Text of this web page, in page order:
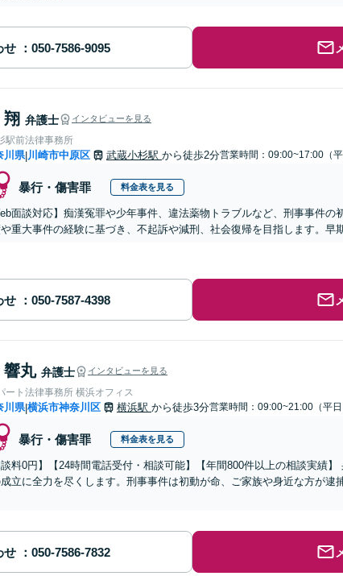
せ
弁護士 インタビューを見る
駅前法律事務所
川県|川崎市中原区 武蔵小杉駅 から徒歩2分営業時間：09:00~17:00（平
暴行・傷害罪 料金表を見る
面談対応】痴漢冤罪や少年事件、違法薬物トラブルなど、刑事事件
重大事件の経験に基づき、不起訴や減刑、社会復帰を目指します。早
せ
響丸 弁護士 インタビューを見る
ート法律事務所 横浜オフィス
川県|横浜市神奈川区 横浜駅 から徒歩3分営業時間：09:00~21:00（平日
暴行・傷害罪 料金表を見る
談料0円】【24時間電話受付・相談可能】【年間800件以上の相談実績
立に全力を尽くします。刑事事件は初動が命、ご家族や身近な方が逮
せ